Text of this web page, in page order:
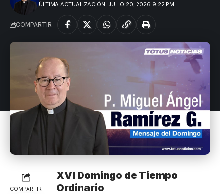
ÚLTIMA ACTUALIZACIÓN: JULIO 20, 2026 9:22 PM
COMPARTIR
COMPARTIR
XVI Domingo de Tiempo
Ordinario